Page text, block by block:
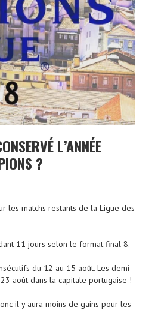
L’ANNÉE
?
les matchs restants de la Ligue des
11 jours selon le format final 8.
du 12 au 15 août. Les demi-
août dans la capitale portugaise !
il y aura moins de gains pour les